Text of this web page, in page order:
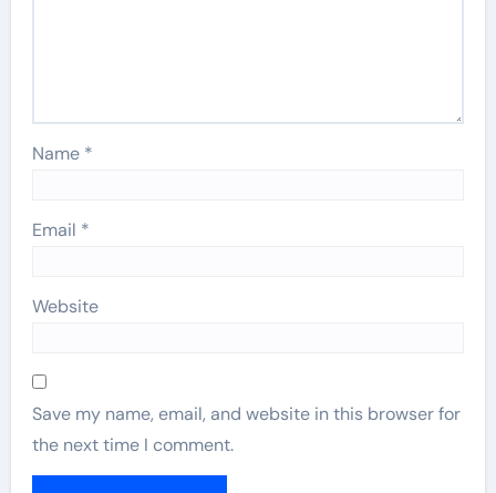
Name *
Email *
Website
Save my name, email, and website in this browser for
the next time I comment.